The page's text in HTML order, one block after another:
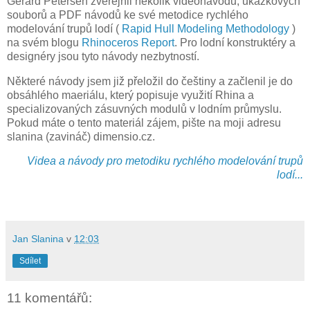
souborů a PDF návodů ke své metodice rychlého
modelování trupů lodí ( Rapid Hull Modeling Methodology )
na svém blogu Rhinoceros Report. Pro lodní konstruktéry a
designéry jsou tyto návody nezbytností.
Některé návody jsem již přeložil do češtiny a začlenil je do
obsáhlého maeriálu, který popisuje využití Rhina a
specializovaných zásuvných modulů v lodním průmyslu.
Pokud máte o tento materiál zájem, pište na moji adresu
slanina (zavináč) dimensio.cz.
Videa a návody pro metodiku rychlého modelování trupů
lodí...
Jan Slanina v 12:03
Sdílet
11 komentářů: